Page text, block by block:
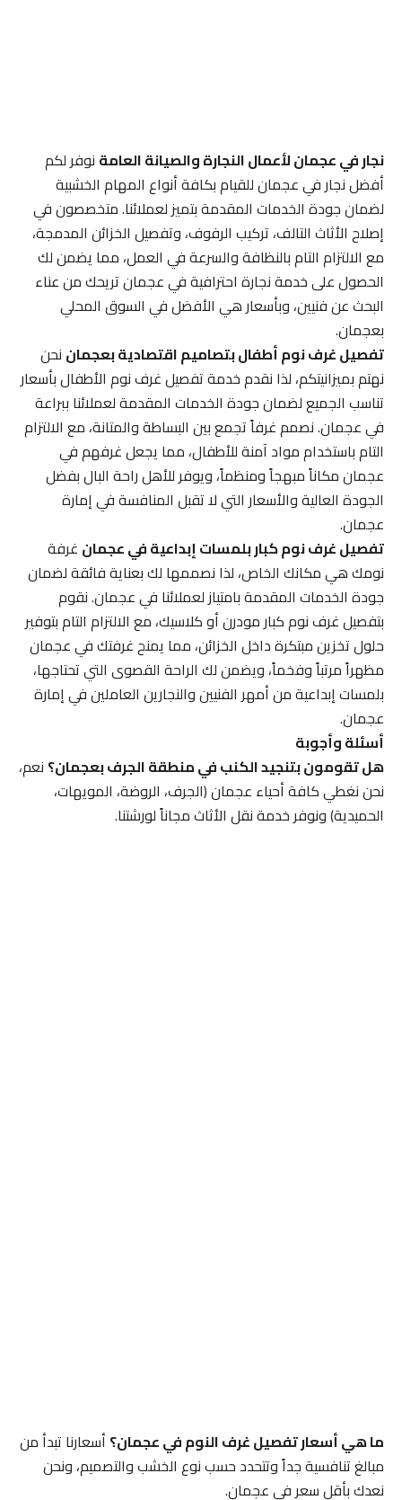
نجار في عجمان لأعمال النجارة والصيانة العامةنوفر لكم
أفضل نجار في عجمان للقيام بكافة أنواع المهام الخشبية
لضمان جودة الخدمات المقدمة بتميز لعملائنا. متخصصون في
إصلاح الأثاث التالف، تركيب الرفوف، وتفصيل الخزائن المدمجة،
مع الالتزام التام بالنظافة والسرعة في العمل، مما يضمن لك
الحصول على خدمة نجارة احترافية في عجمان تريحك من عناء
البحث عن فنيين، وبأسعار هي الأفضل في السوق المحلي
بعجمان.
تفصيل غرف نوم أطفال بتصاميم اقتصادية بعجماننحن
نهتم بميزانيتكم، لذا نقدم خدمة تفصيل غرف نوم الأطفال بأسعار
تناسب الجميع لضمان جودة الخدمات المقدمة لعملائنا ببراعة
في عجمان. نصمم غرفاً تجمع بين البساطة والمتانة، مع الالتزام
التام باستخدام مواد آمنة للأطفال، مما يجعل غرفهم في
عجمان مكاناً مبهجاً ومنظماً، ويوفر للأهل راحة البال بفضل
الجودة العالية والأسعار التي لا تقبل المنافسة في إمارة
عجمان.
تفصيل غرف نوم كبار بلمسات إبداعية في عجمانغرفة
نومك هي مكانك الخاص، لذا نصممها لك بعناية فائقة لضمان
جودة الخدمات المقدمة بامتياز لعملائنا في عجمان. نقوم
بتفصيل غرف نوم كبار مودرن أو كلاسيك، مع الالتزام التام بتوفير
حلول تخزين مبتكرة داخل الخزائن، مما يمنح غرفتك في عجمان
مظهراً مرتباً وفخماً، ويضمن لك الراحة القصوى التي تحتاجها،
بلمسات إبداعية من أمهر الفنيين والنجارين العاملين في إمارة
عجمان.
أسئلة وأجوبة
هل تقومون بتنجيد الكنب في منطقة الجرف بعجمان؟نعم،
نحن نغطي كافة أحياء عجمان (الجرف، الروضة، المويهات،
الحميدية) ونوفر خدمة نقل الأثاث مجاناً لورشتنا.
ما هي أسعار تفصيل غرف النوم في عجمان؟أسعارنا تبدأ من
مبالغ تنافسية جداً وتتحدد حسب نوع الخشب والتصميم، ونحن
نعدك بأقل سعر في عجمان.